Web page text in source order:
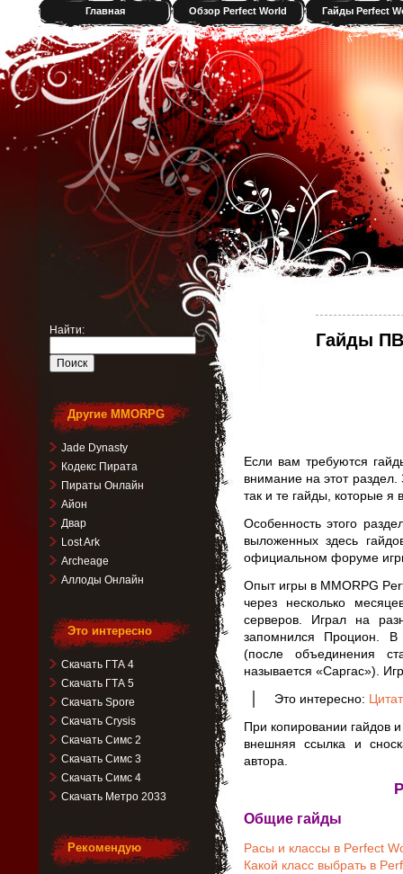
Главная Обзор Perfect World Гайды Perfect
Гайды ПВ
Если вам требуются
внимание на этот
так и те гайды, которые я
Особенность этого
выложенных здесь
официальном форуме
Опыт игры в MMORPG
через несколько
серверов. Играл на
запомнился Процион. В
(после объединения
называется «Саргас»).
Это интересно:
При копировании гайдов
внешняя ссылка и
автора.
Общие гайды
Расы и классы в Perfect
Какой класс выбрать в
Найти:
Другие MMORPG
Jade Dynasty
Кодекс Пирата
Пираты Онлайн
Айон
Двар
Lost Ark
Archeage
Аллоды Онлайн
Это интересно
Скачать ГТА 4
Скачать ГТА 5
Скачать Spore
Скачать Crysis
Скачать Симс 2
Скачать Симс 3
Скачать Симс 4
Скачать Метро 2033
Рекомендую